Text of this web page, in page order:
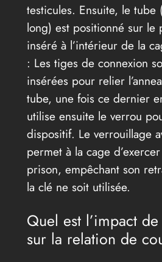
testicules. Ensuite, le tube
long) est positionné sur le
inséré à l’intérieur de la
: Les tiges de connexion
insérées pour relier
tube, une fois ce dernier
utilise ensuite le verrou
dispositif. Le verrouillage
permet à la cage
prison, empêchant son
la clé ne soit utilisée.
Quel est l’impact
sur la relation de